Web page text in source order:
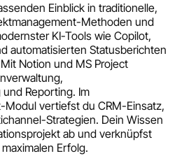
Einblick in traditionelle,
Methoden und
KI-Tools wie Copilot,
automatisierten Statusberichten
Notion und MS Project
Reporting. Im
vertiefst du CRM-Einsatz,
Strategien. Dein Wissen
ab und verknüpfst
Erfolg.